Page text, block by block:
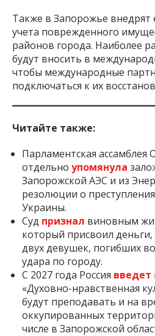
Также в Запорожье внедрят
учета поврежденного
районов города. Наиболее
будут вносить в
чтобы международные
подключаться к их
Читайте также:
Парламентская ассамблея
отдельно упомянула
Запорожской АЭС и из
резолюции о
Украины.
Суд признал виновным
который присвоил
двух девушек, погибших
удара по городу.
С 2027 года Россия введет
«Духовно-нравственная
будут преподавать и на
оккупированных
числе в Запорожской